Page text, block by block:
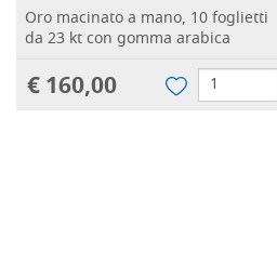
Oro macinato a mano, 10 foglietti
da 23 kt con gomma arabica
€ 160,00